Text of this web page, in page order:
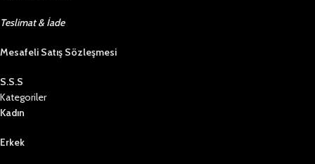
Teslimat & İade
Mesafeli Satış Sözleşmesi
S.S.S
Kategoriler
Kadın
Erkek